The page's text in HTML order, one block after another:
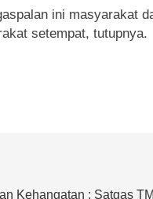
ini masyarakat
setempat, tutupnya.
Kehangatan : Satgas